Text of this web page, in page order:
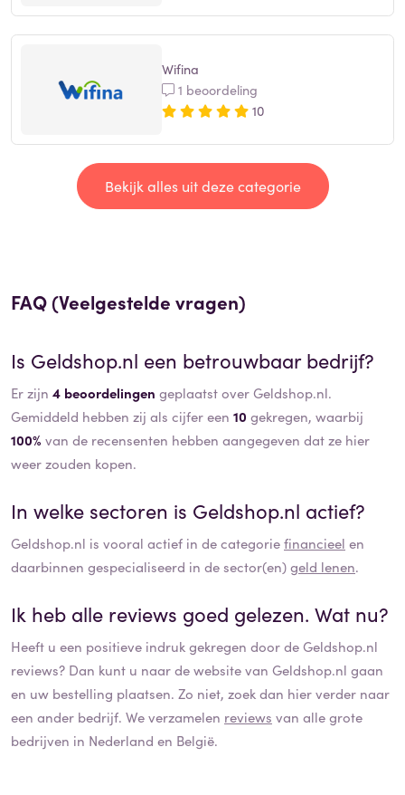
Wifina
1 beoordeling
10
Bekijk alles uit deze categorie
FAQ (Veelgestelde vragen)
Is Geldshop.nl een betrouwbaar bedrijf?
Er zijn 4 beoordelingen geplaatst over Geldshop.nl.
Gemiddeld hebben zij als cijfer een 10 gekregen, waarbij
100% van de recensenten hebben aangegeven dat ze hier
weer zouden kopen.
In welke sectoren is Geldshop.nl actief?
Geldshop.nl is vooral actief in de categoriefinancieel en
daarbinnen gespecialiseerd in de sector(en)geld lenen.
Ik heb alle reviews goed gelezen. Wat nu?
Heeft u een positieve indruk gekregen door deGeldshop.nl
reviews? Dan kunt u naar de website van Geldshop.nl gaan
en uw bestelling plaatsen. Zo niet, zoek dan hier verder naar
een ander bedrijf. We verzamelen reviews van alle grote
bedrijven in Nederland en België.